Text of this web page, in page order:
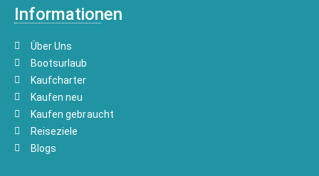
Informationen
Über Uns
Bootsurlaub
Kaufcharter
Kaufen neu
Kaufen gebraucht
Reiseziele
Blogs